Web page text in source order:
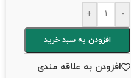
-
+
افزودن به سبد خرید
افزودن به علاقه مندی